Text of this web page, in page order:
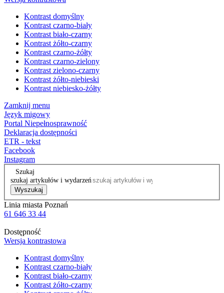
Kontrast domyślny
Kontrast czarno-biały
Kontrast biało-czarny
Kontrast żółto-czarny
Kontrast czarno-żółty
Kontrast czarno-zielony
Kontrast zielono-czarny
Kontrast żółto-niebieski
Kontrast niebiesko-żółty
Zamknij menu
Język migowy
Portal Niepełnosprawność
Deklaracja dostępności
ETR - tekst
Facebook
Instagram
Szukaj
szukaj artykułów i wydarzeń
Wyszukaj
Linia miasta Poznań
61 646 33 44
Dostępność
Wersja kontrastowa
Kontrast domyślny
Kontrast czarno-biały
Kontrast biało-czarny
Kontrast żółto-czarny